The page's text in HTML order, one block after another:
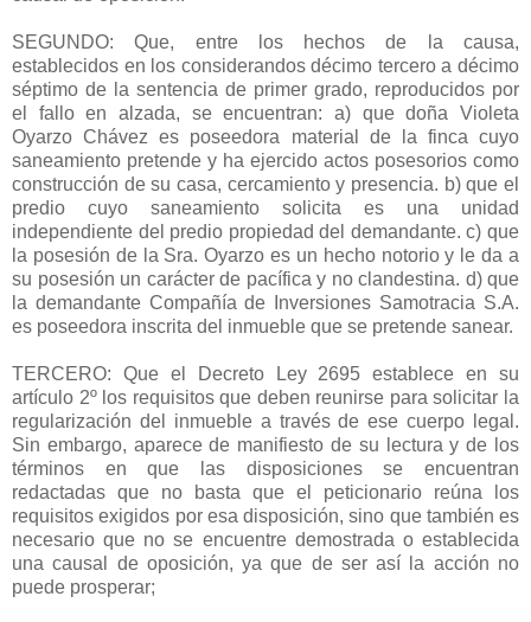
SEGUNDO: Que, entre los hechos de la causa,
establecidos en los considerandos décimo tercero a décimo
séptimo de la sentencia de primer grado, reproducidos por
el fallo en alzada, se encuentran: a) que doña Violeta
Oyarzo Chávez es poseedora material de la finca cuyo
saneamiento pretende y ha ejercido actos posesorios como
construcción de su casa, cercamiento y presencia. b) que el
predio cuyo saneamiento solicita es una unidad
independiente del predio propiedad del demandante. c) que
la posesión de la Sra. Oyarzo es un hecho notorio y le da a
su posesión un carácter de pacífica y no clandestina. d) que
la demandante Compañía de Inversiones Samotracia S.A.
es poseedora inscrita del inmueble que se pretende sanear.
TERCERO: Que el Decreto Ley 2695 establece en su
artículo 2º los requisitos que deben reunirse para solicitar la
regularización del inmueble a través de ese cuerpo legal.
Sin embargo, aparece de manifiesto de su lectura y de los
términos en que las disposiciones se encuentran
redactadas que no basta que el peticionario reúna los
requisitos exigidos por esa disposición, sino que también es
necesario que no se encuentre demostrada o establecida
una causal de oposición, ya que de ser así la acción no
puede prosperar;